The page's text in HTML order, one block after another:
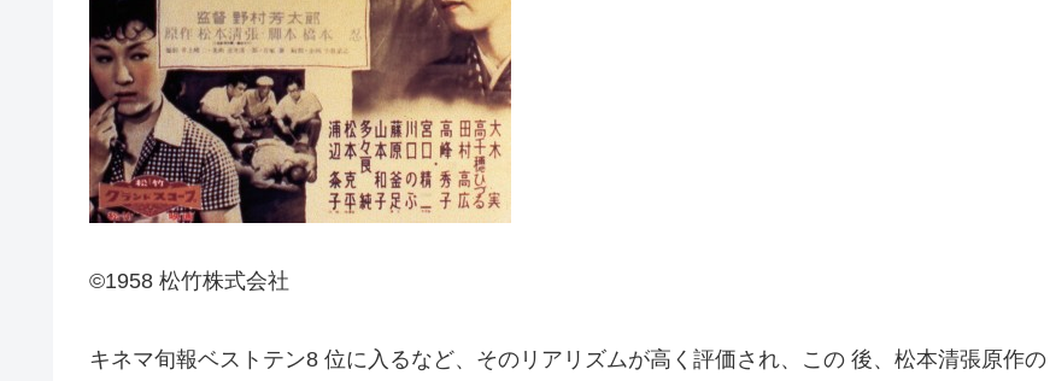
©1958 松竹株式会社
キネマ旬報ベストテン8 位に入るなど、そのリアリズムが高く評価され、この 後、松本清張原作の